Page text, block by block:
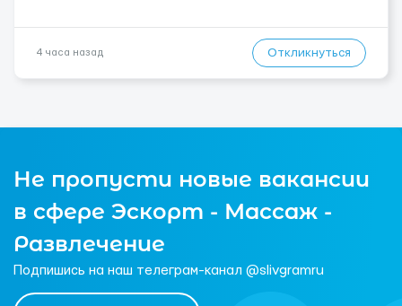
4 часа назад Откликнуться
Не пропусти новые вакансии
в сфере Эскорт - Массаж -
Развлечение
Подпишись на наш телеграм-канал @slivgramru